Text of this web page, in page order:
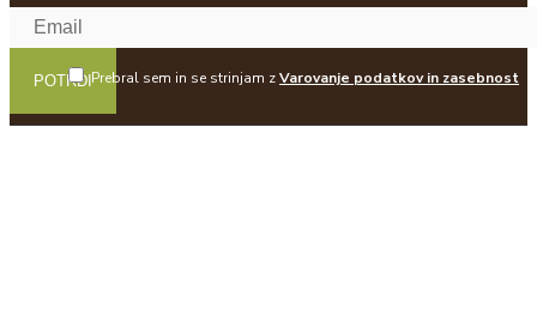
POTRDIPrebral sem in se strinjam zVarovanje podatkov in zasebnost